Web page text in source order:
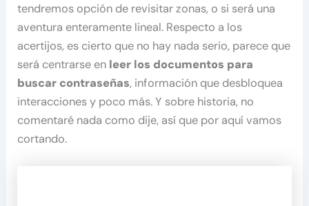
tendremos opción de revisitar zonas, o si será una
aventura enteramente lineal. Respecto a los
acertijos, es cierto que no hay nada serio, parece que
será centrarse en leer los documentos para
buscar contraseñas, información que desbloquea
interacciones y poco más. Y sobre historia, no
comentaré nada como dije, así que por aquí vamos
cortando.